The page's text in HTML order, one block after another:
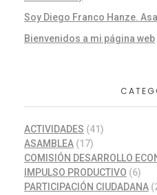
Soy Diego Franco Hanze.
Bienvenidos a mi página web
ACTIVIDADES (41)
ASAMBLEA (17)
COMISIÓN DESARROLLO
IMPULSO PRODUCTIVO (6)
PARTICIPACIÓN CIUDADANA